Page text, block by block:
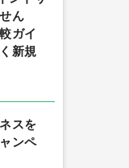
ん
ガイ
新規
スを
ンペ